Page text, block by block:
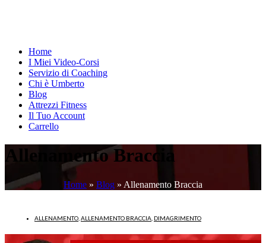
Home
I Miei Video-Corsi
Servizio di Coaching
Chi è Umberto
Blog
Attrezzi Fitness
Il Tuo Account
Carrello
Allenamento Braccia
Home » Blog » Allenamento Braccia
ALLENAMENTO ALLENAMENTO BRACCIA DIMAGRIMENTO